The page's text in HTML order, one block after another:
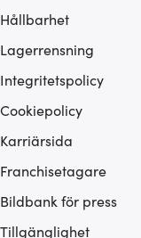
Hållbarhet
Lagerrensning
Integritetspolicy
Cookiepolicy
Karriärsida
Franchisetagare
Bildbank för press
Tillgänglighet